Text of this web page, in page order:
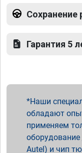
Сохранение
Гарантия 5
Наши
обладают
применяем
Autel) и чип